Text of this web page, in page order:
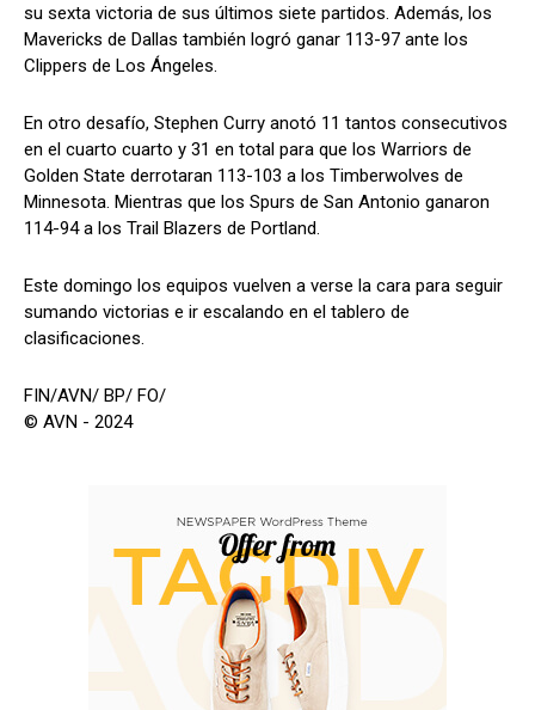
su sexta victoria de sus últimos siete partidos. Además, los
Mavericks de Dallas también logró ganar 113-97 ante los
Clippers de Los Ángeles.
En otro desafío, Stephen Curry anotó 11 tantos consecutivos
en el cuarto cuarto y 31 en total para que los Warriors de
Golden State derrotaran 113-103 a los Timberwolves de
Minnesota. Mientras que los Spurs de San Antonio ganaron
114-94 a los Trail Blazers de Portland.
Este domingo los equipos vuelven a verse la cara para seguir
sumando victorias e ir escalando en el tablero de
clasificaciones.
FIN/AVN/ BP/ FO/
© AVN - 2024